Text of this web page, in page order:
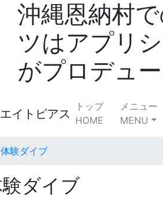
沖縄恩納村
ツはアプリ
がプロデュ
トップ
HOME
メニュー
MENU
験ダイブ
ダイブ